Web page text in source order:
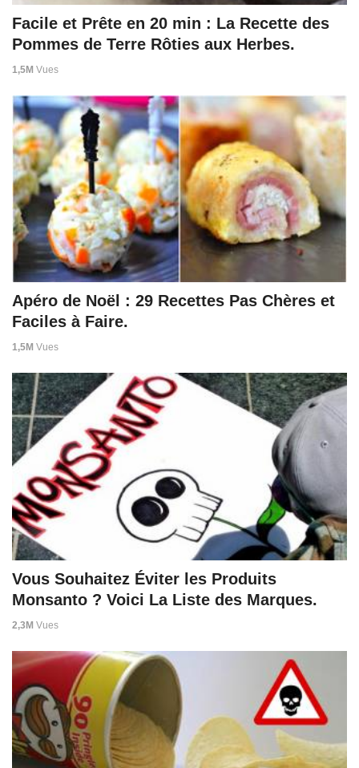
Facile et Prête en 20 min : La Recette des
Pommes de Terre Rôties aux Herbes.
1,5M Vues
Apéro de Noël : 29 Recettes Pas Chères et
Faciles à Faire.
1,5M Vues
Vous Souhaitez Éviter les Produits
Monsanto ? Voici La Liste des Marques.
2,3M Vues